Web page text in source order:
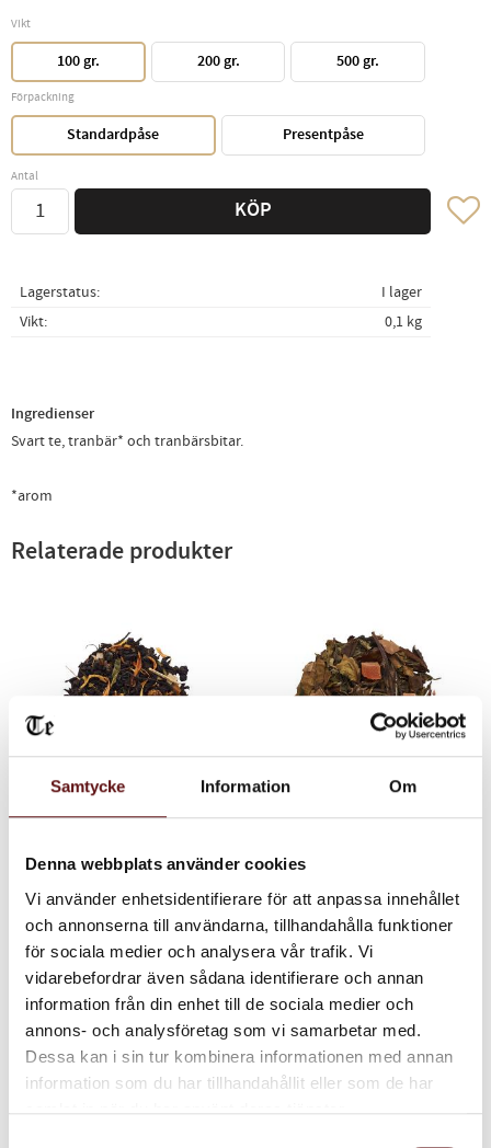
Samtycke Information Om
Denna webbplats använder cookies
Vi använder enhetsidentifierare för att anpassa innehållet
och annonserna till användarna, tillhandahålla funktioner
för sociala medier och analysera vår trafik. Vi
vidarebefordrar även sådana identifierare och annan
information från din enhet till de sociala medier och
annons- och analysföretag som vi samarbetar med.
Dessa kan i sin tur kombinera informationen med annan
information som du har tillhandahållit eller som de har
Vikt
100 gr. 200 gr. 500 gr.
Förpackning
Standardpåse Presentpåse
Antal
KÖP Lägg
Lagerstatus
I lager
Vikt
0,1 kg
Ingredienser
Svart te, tranbär* och tranbärsbitar.
*arom
Relaterade produkter
och grönt te
Svart-grönt te med blåbär,
hjortron, tranbär, björnbär,
ringblomma, solrolros,
blåklint, apelsinblom,
björnbärsblad.
Lägg till i favoriter INFO
Tranbär, Vitt te
tranbär, goji, annanas, papaya
och kiwi .
80
Lägg till i favoriter